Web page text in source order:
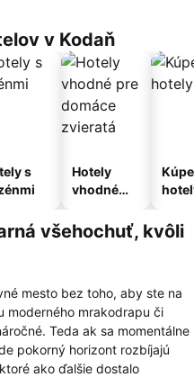
v Kodaň
s
Hotely
vhodné
domáce
zvieratá
všehochuť, kvôli
mesto bez toho, aby ste na
moderného mrakodrapu či
Teda ak sa momentálne
pokorný horizont rozbíjajú
ako ďalšie dostalo